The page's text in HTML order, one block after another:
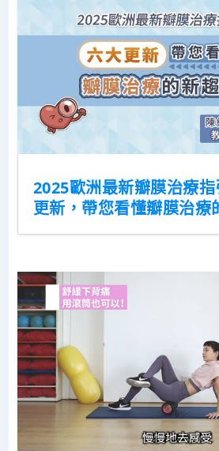
2025歐洲最新瓣膜治療
更新，帶您看懂瓣膜治療